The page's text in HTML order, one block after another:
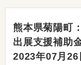
熊本県菊陽町
出展支援補助
2023年07月26